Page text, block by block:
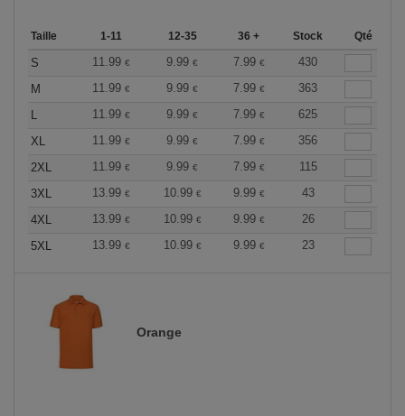
Taille 1-11 12-35 36 + Stock Qté
S 11.99 € 9.99 € 7.99 €
430
M
11.99 € 9.99 € 7.99 €
363
L
11.99 € 9.99 € 7.99 €
625
XL
11.99 € 9.99 € 7.99 €
356
2XL
11.99 € 9.99 € 7.99 €
115
3XL
13.99 € 10.99 € 9.99 €
43
4XL
13.99 € 10.99 € 9.99 €
26
5XL
13.99 € 10.99 € 9.99 € 23
Orange